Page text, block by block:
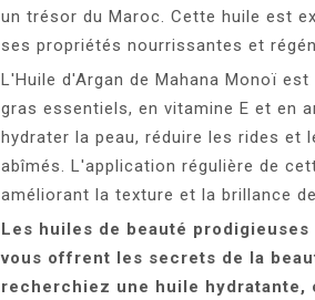
un trésor du Maroc. Cette huile est
ses propriétés nourrissantes et
L'Huile d'Argan de Mahana Monoï
gras essentiels, en vitamine E et en
hydrater la peau, réduire les rides
abîmés. L'application régulière de
améliorant la texture et la brillance
Les huiles de beauté
vous offrent les secrets de la
recherchiez une huile